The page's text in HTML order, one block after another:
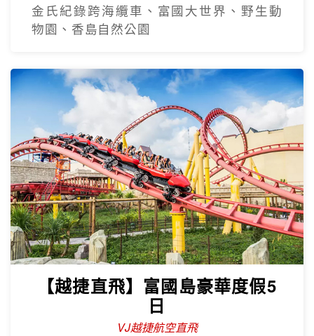
金氏紀錄跨海纜車、富國大世界、野生動
物園、香島自然公園
【越捷直飛】富國島豪華度假5
日
VJ越捷航空直飛